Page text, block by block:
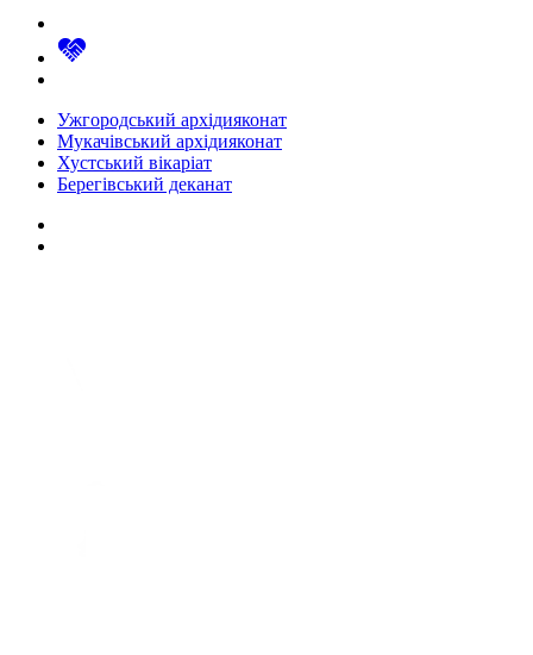
Ужгородський архідияконат
Мукачівський архідияконат
Хустський вікаріат
Берегівський деканат